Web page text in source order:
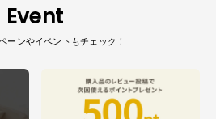
Event
ーンやイベントもチェック！